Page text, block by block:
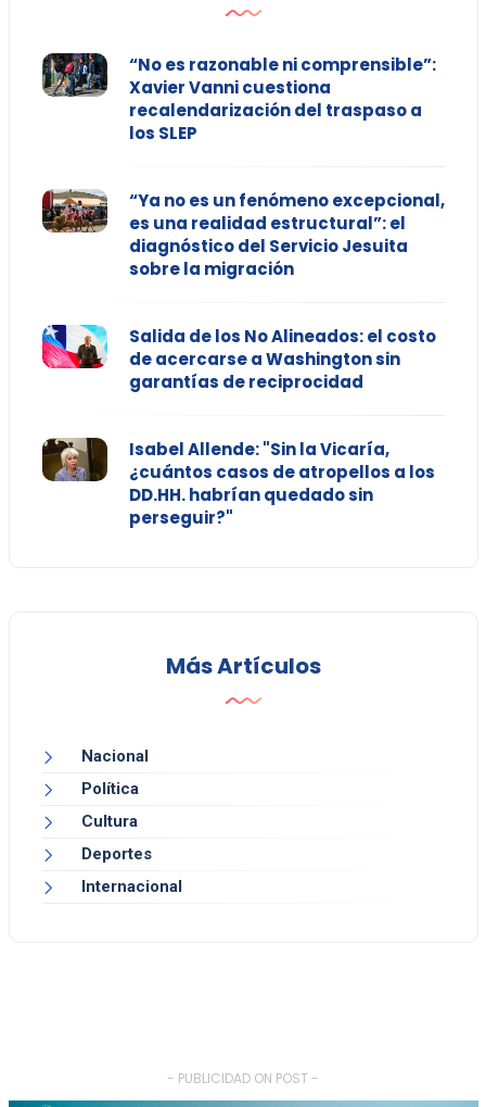
“No es razonable ni comprensible”:
Xavier Vanni cuestiona
recalendarización del traspaso a
los SLEP
“Ya no es un fenómeno excepcional,
es una realidad estructural”: el
diagnóstico del Servicio Jesuita
sobre la migración
Salida de los No Alineados: el costo
de acercarse a Washington sin
garantías de reciprocidad
Isabel Allende: "Sin la Vicaría,
¿cuántos casos de atropellos a los
DD.HH. habrían quedado sin
perseguir?"
Más Artículos
Nacional
Política
Cultura
Deportes
Internacional
- PUBLICIDAD ON POST -